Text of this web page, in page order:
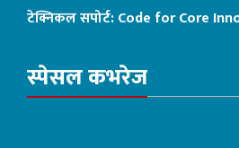
टेक्निकल सपोर्ट:Code for Core
स्पेसल कभरेज